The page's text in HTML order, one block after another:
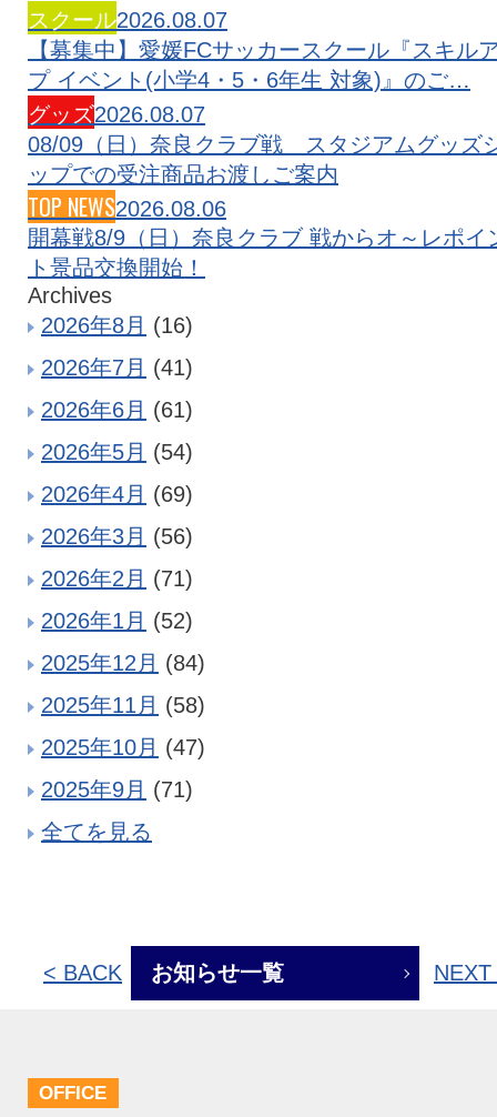
特設ページ
スクール2026.08.07
【募集中】愛媛FCサッカースクール『スキル
プ イベント(小学4・5・6年生 対象)』のご…
グッズ2026.08.07
08/09（日）奈良クラブ戦 スタジアムグッズ
ップでの受注商品お渡しご案内
TOP NEWS2026.08.06
開幕戦8/9（日）奈良クラブ 戦からオ～レポイ
ト景品交換開始！
Archives
2026年8月 (16)
2026年7月 (41)
2026年6月 (61)
2026年5月 (54)
2026年4月 (69)
2026年3月 (56)
2026年2月 (71)
2026年1月 (52)
2025年12月 (84)
2025年11月 (58)
2025年10月 (47)
2025年9月 (71)
全てを見る
< BACK お知らせ一覧 NEXT
OFFICE